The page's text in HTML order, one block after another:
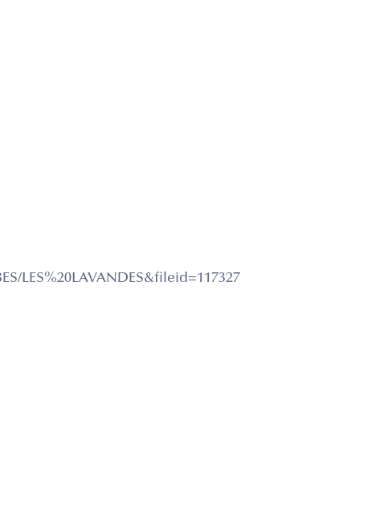
LES%20LAVANDES&fileid=117327